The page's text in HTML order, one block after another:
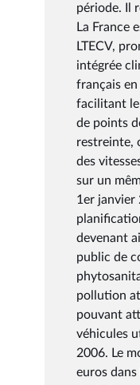
période. Il
La France
LTECV,
intégrée
français
facilitant le
de points
restreinte,
des
sur un
1er janvier
devenant
public de
pollution
pouvant
véhicules
2006. Le
euros